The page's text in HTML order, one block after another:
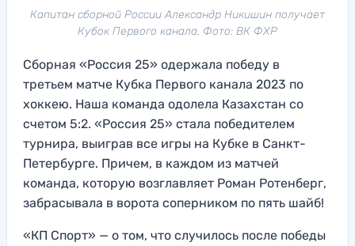
Капитан сборной России Александр Никишин получает
Кубок Первого канала. Фото: ВК ФХР
Сборная «Россия 25» одержала победу в
третьем матче Кубка Первого канала 2023 по
хоккею. Наша команда одолела Казахстан со
счетом 5:2. «Россия 25» стала победителем
турнира, выиграв все игры на Кубке в Санкт-
Петербурге. Причем, в каждом из матчей
команда, которую возглавляет Роман Ротенберг,
забрасывала в ворота соперником по пять шайб!
«КП Спорт» — о том, что случилось после победы